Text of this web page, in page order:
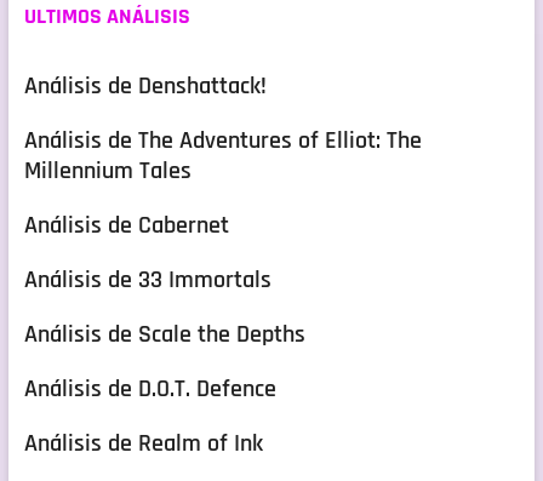
ULTIMOS ANÁLISIS
Análisis de Denshattack!
Análisis de The Adventures of Elliot: The
Millennium Tales
Análisis de Cabernet
Análisis de 33 Immortals
Análisis de Scale the Depths
Análisis de D.O.T. Defence
Análisis de Realm of Ink